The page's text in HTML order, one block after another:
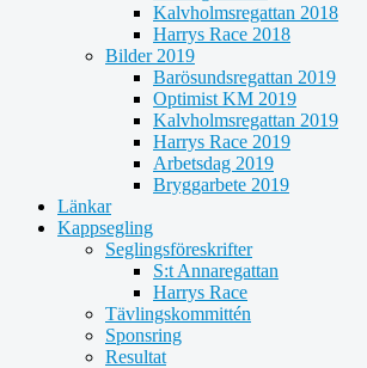
Kalvholmsregattan 2018
Harrys Race 2018
Bilder 2019
Barösundsregattan 2019
Optimist KM 2019
Kalvholmsregattan 2019
Harrys Race 2019
Arbetsdag 2019
Bryggarbete 2019
Länkar
Kappsegling
Seglingsföreskrifter
S:t Annaregattan
Harrys Race
Tävlingskommittén
Sponsring
Resultat